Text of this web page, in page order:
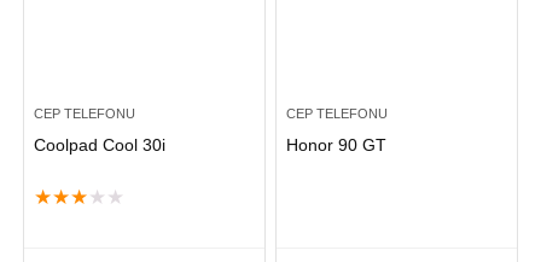
CEP TELEFONU
Coolpad Cool 30i
★★★ ★ ★
CEP TELEFONU
Honor 90 GT